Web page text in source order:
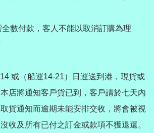
數付款，客人不能以取消訂購為理
或（船運14-21）日運送到港，現貨或
店將通知客戶貨已到，客戶請於七天內
貨通知而逾期未能安排交收，將會被視
收及所有已付之訂金或款項不獲退還。